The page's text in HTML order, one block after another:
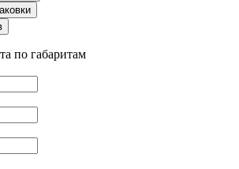
по габаритам